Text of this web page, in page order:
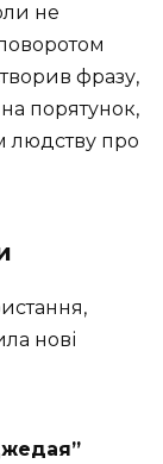
не
фразу,
порятунок,
людству про
нові